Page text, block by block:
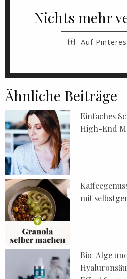
Nichts mehr
Auf
Ähnliche Beiträge
Einfaches
High-End
mit
Bio-Alge